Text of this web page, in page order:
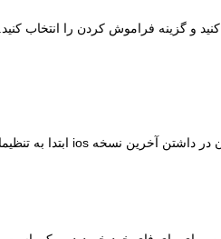
و گزینه فراموش کردن را انتخاب کنید.